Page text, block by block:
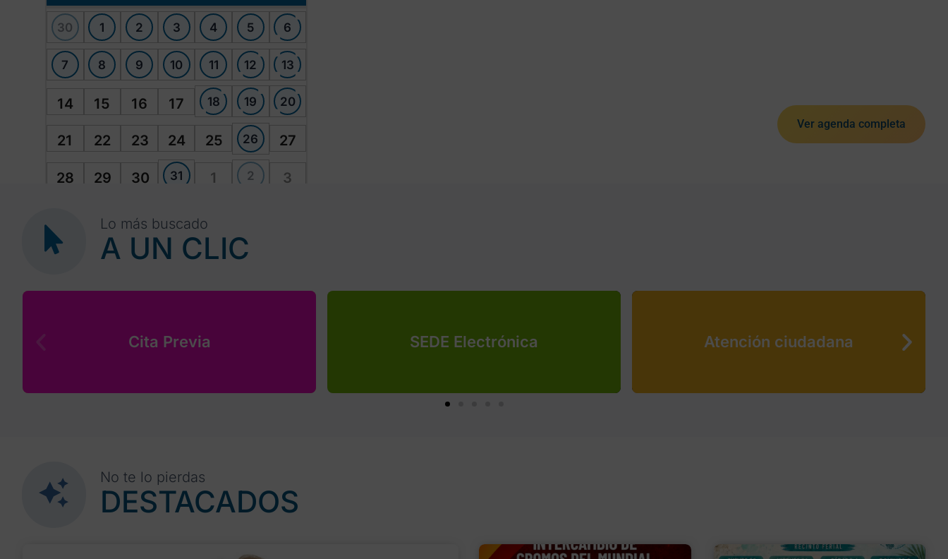
30 1 2 3 4 5 6
7 8 9 10 11 12 13
14 15 16 17 18 19 20
21 22 23 24 25 26 27
28 29 30 31 1 2 3
Ver agenda completa
Lo más buscado
A UN CLIC
Cita Previa SEDE Electrónica Atención ciudadana
No te lo pierdas
DESTACADOS